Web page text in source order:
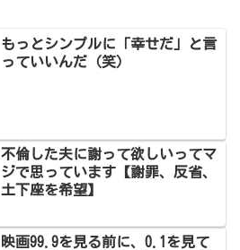
もっとシンプルに「幸せだ」と言
っていいんだ（笑）
不倫した夫に謝って欲しいってマ
ジで思っています【謝罪、反省、
土下座を希望】
映画99.9を見る前に、0.1を見て